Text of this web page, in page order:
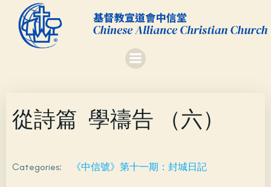
to
content
從詩篇 學禱告 （六）
Categories: 《中信號》第十一期：封城日記